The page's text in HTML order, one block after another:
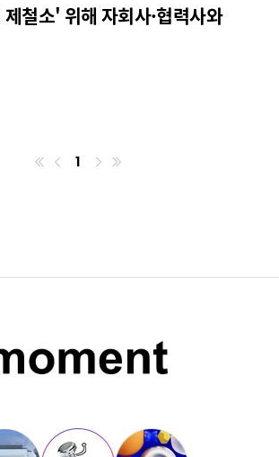
철소' 위해 자회사·협력사와
첫번째페이지 1 마지막페이지